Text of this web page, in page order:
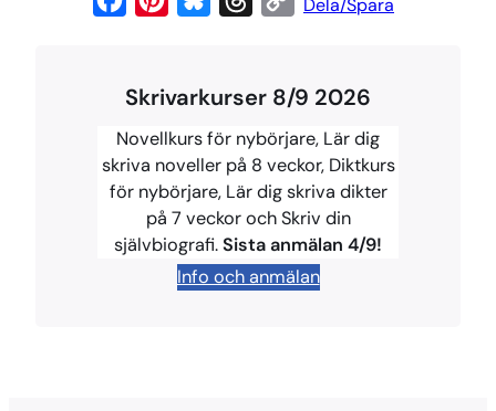
e
b
o
o
t
e
r
e
s
e
s
k
y
e
a
d
s
y
L
i
n
k
Skrivarkurser 8/9 2026
Novellkurs för nybörjare, Lär dig
skriva noveller på 8 veckor, Diktkurs
för nybörjare, Lär dig skriva dikter
på 7 veckor och Skriv din
självbiografi.Sista anmälan 4/9!
Info och anmälan